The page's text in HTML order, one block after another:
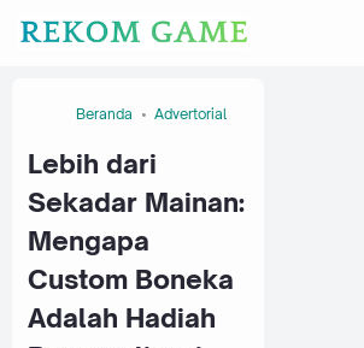
Beranda Advertorial
Lebih dari
Sekadar Mainan:
Mengapa
Custom Boneka
Adalah Hadiah